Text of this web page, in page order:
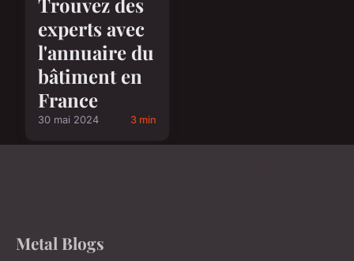
experts avec
l'annuaire du
bâtiment en
France
30 mai 2024 3 min
Metal Blogs